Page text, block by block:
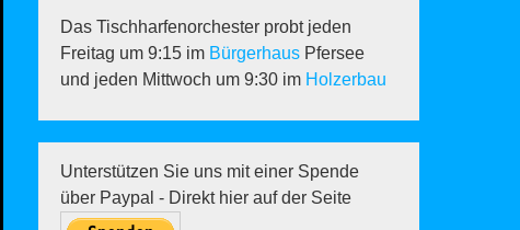
Das Tischharfenorchester probt jeden
Freitag um 9:15 im Bürgerhaus Pfersee
und jeden Mittwoch um 9:30 im Holzerbau
Unterstützen Sie uns mit einer Spende
über Paypal - Direkt hier auf der Seite